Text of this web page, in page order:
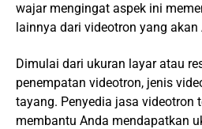
wajar mengingat aspek ini
lainnya dari videotron yang akan
Dimulai dari ukuran layar atau
penempatan videotron, jenis
tayang. Penyedia jasa videotron
membantu Anda mendapatkan